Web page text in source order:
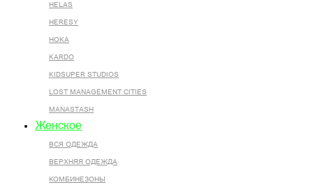
HELAS
HERESY
HOKA
KARDO
KIDSUPER STUDIOS
LOST MANAGEMENT CITIES
MANASTASH
Женское
ВСЯ ОДЕЖДА
ВЕРХНЯЯ ОДЕЖДА
КОМБИНЕЗОНЫ